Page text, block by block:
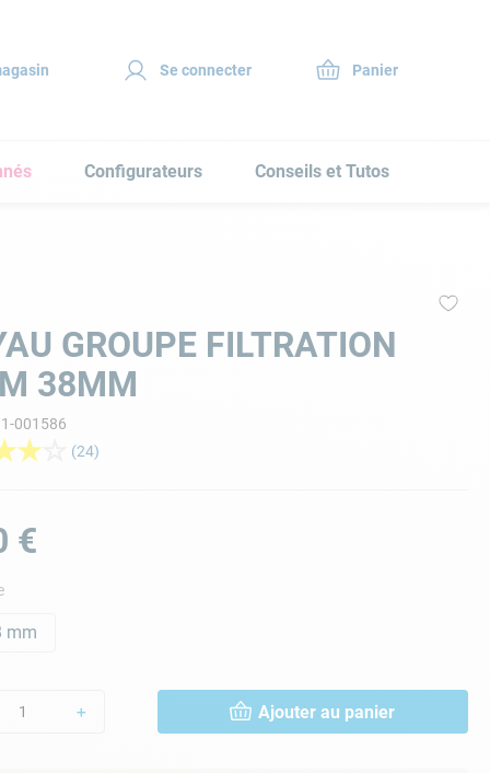
Se connecter
Configurateurs Conseils et Tutos
GROUPE FILTRATION
38MM
001586
★☆ (24)
€
mm
＋ Ajouter au panier